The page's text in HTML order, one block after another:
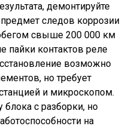
демонтируйте
следов коррозии
свыше 200 000 км
пайки контактов реле
возможно
но требует
и микроскопом.
блока с разборки, но
на